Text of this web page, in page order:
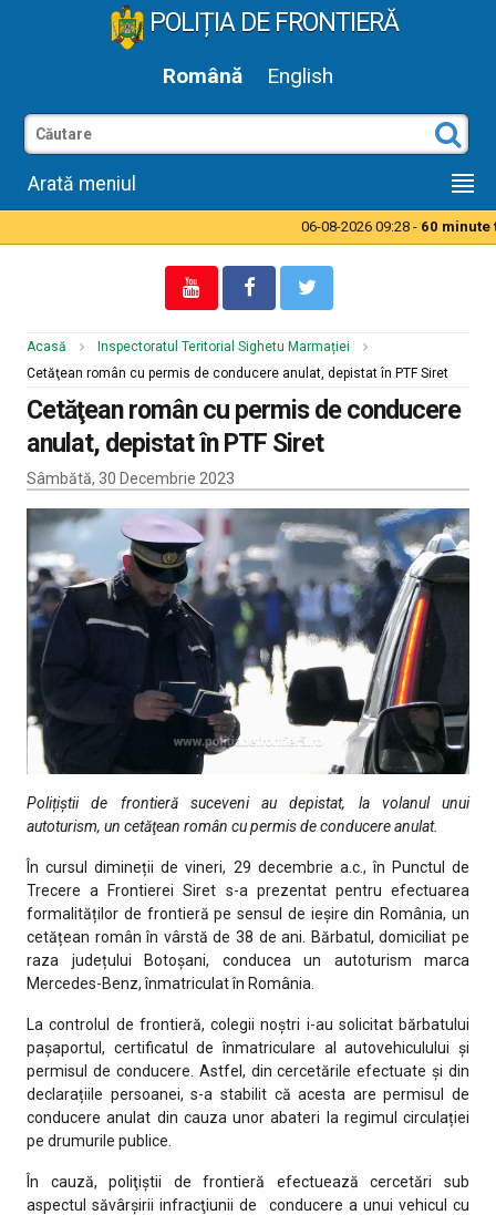
POLIȚIA DE FRONTIERĂ
Română English
Arată meniul
06-08-2026 09:28 - 60 minute
Acasă
Inspectoratul Teritorial Sighetu Marmației
Cetăţean român cu permis de conducere anulat, depistat în PTF Siret
Cetăţean român cu permis de conducere
anulat, depistat în PTF Siret
Sâmbătă, 30 Decembrie 2023
Polițiștii de frontieră suceveni au depistat, la volanul unui
autoturism, un cetăţean român cu permis de conducere anulat.
În cursul dimineții de vineri, 29 decembrie a.c., în Punctul de
Trecere a Frontierei Siret s-a prezentat pentru efectuarea
formalităților de frontieră pe sensul de ieșire din România, un
cetățean român în vârstă de 38 de ani. Bărbatul, domiciliat pe
raza județului Botoșani, conducea un autoturism marca
Mercedes-Benz, înmatriculat în România.
La controlul de frontieră, colegii noștri i-au solicitat bărbatului
pașaportul, certificatul de înmatriculare al autovehiculului și
permisul de conducere. Astfel, din cercetările efectuate și din
declarațiile persoanei, s-a stabilit că acesta are permisul de
conducere anulat din cauza unor abateri la regimul circulației
pe drumurile publice.
În cauză, poliţiştii de frontieră efectuează cercetări sub
aspectul săvârșirii infracţiunii de conducere a unui vehicul cu